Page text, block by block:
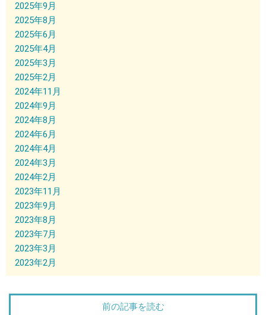
2025年9月
2025年8月
2025年6月
2025年4月
2025年3月
2025年2月
2024年11月
2024年9月
2024年8月
2024年6月
2024年4月
2024年3月
2024年2月
2023年11月
2023年9月
2023年8月
2023年7月
2023年3月
2023年2月
前の記事を読む